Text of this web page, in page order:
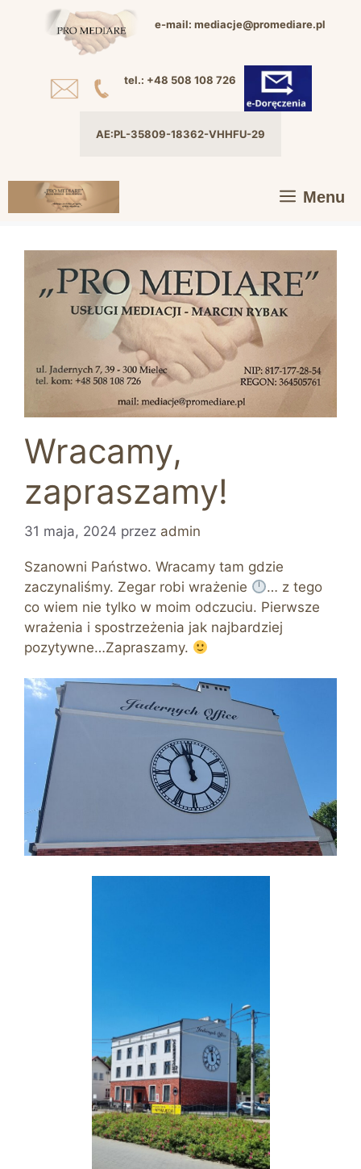
e-mail: mediacje@promediare.pl
tel.: +48 508 108 726
AE:PL-35809-18362-VHHFU-29
Menu
Wracamy,
zapraszamy!
31 maja, 2024 przez admin
Szanowni Państwo. Wracamy tam gdzie
zaczynaliśmy. Zegar robi wrażenie
… z tego
co wiem nie tylko w moim odczuciu. Pierwsze
wrażenia i spostrzeżenia jak najbardziej
pozytywne…Zapraszamy.